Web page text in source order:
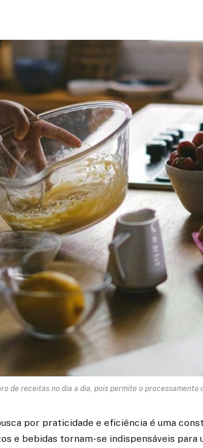
de receitas no dia a dia, pois permite o processamento
por praticidade e eficiência é uma
e bebidas tornam-se indispensáveis para